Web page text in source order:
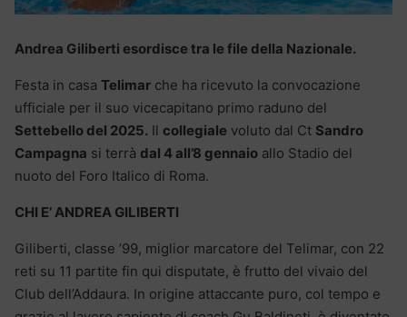
Andrea Giliberti esordisce tra le file della Nazionale.
Festa in casa Telimar che ha ricevuto la convocazione
ufficiale per il suo vicecapitano primo raduno del
Settebello del 2025. Il collegiale voluto dal Ct Sandro
Campagna si terrà dal 4 all’8 gennaio allo Stadio del
nuoto del Foro Italico di Roma.
CHI E’ ANDREA GILIBERTI
Giliberti, classe ’99, miglior marcatore del Telimar, con 22
reti su 11 partite fin qui disputate, è frutto del vivaio del
Club dell’Addaura. In origine attaccante puro, col tempo e